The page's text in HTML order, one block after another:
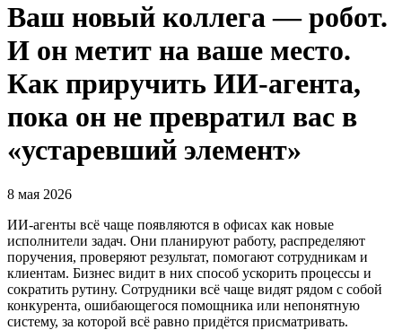
Ваш новый коллега — робот.
И он метит на ваше место.
Как приручить ИИ-агента,
пока он не превратил вас в
«устаревший элемент»
8 мая 2026
ИИ-агенты всё чаще появляются в офисах как новые
исполнители задач. Они планируют работу, распределяют
поручения, проверяют результат, помогают сотрудникам и
клиентам. Бизнес видит в них способ ускорить процессы и
сократить рутину. Сотрудники всё чаще видят рядом с собой
конкурента, ошибающегося помощника или непонятную
систему, за которой всё равно придётся присматривать.